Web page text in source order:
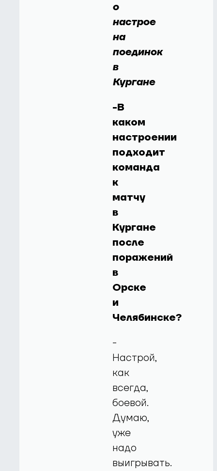
о
настрое
на
поединок
в
Кургане
-В
каком
настроении
подходит
команда
к
матчу
в
Кургане
после
поражений
в
Орске
и
Челябинске?
-
Настрой,
как
всегда,
боевой.
Думаю,
уже
надо
выигрывать.